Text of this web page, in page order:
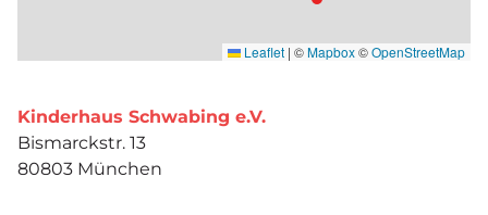
Leaflet | ©Mapbox©OpenStreetMap
Kinderhaus Schwabing e.V.
Bismarckstr. 13
80803 München